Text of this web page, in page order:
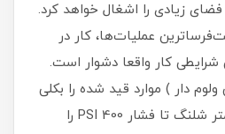
زیادی را اشغال خواهد کرد.
عملیات‌ها، کار در
کار واقعا دشوار است.
دار ) موارد قید شده را بکلی
برطرف می‌کند.دارای 1.5 متر شلنگ تا فشار 400 PSI را